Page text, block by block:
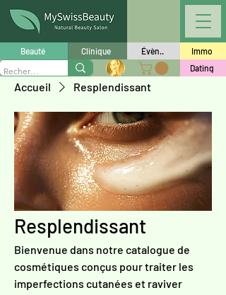
Beauté Clinique Évèn..
Immo
Dating
Accueil Resplendissant
Resplendissant
Bienvenue dans notre catalogue de
cosmétiques conçus pour traiter les
imperfections cutanées et raviver